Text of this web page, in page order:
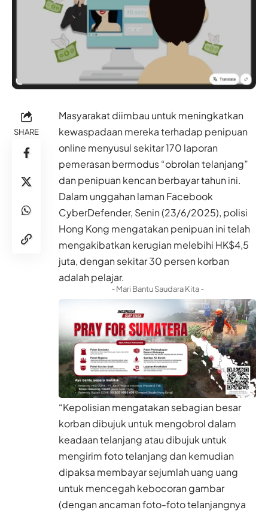
SHARE
Masyarakat diimbau untuk meningkatkan
kewaspadaan mereka terhadap penipuan
online menyusul sekitar 170 laporan
pemerasan bermodus “obrolan telanjang”
dan penipuan kencan berbayar tahun ini.
Dalam unggahan laman Facebook
CyberDefender, Senin (23/6/2025), polisi
Hong Kong mengatakan penipuan ini telah
mengakibatkan kerugian melebihi HK$4,5
juta, dengan sekitar 30 persen korban
adalah pelajar.
- Mari Bantu Saudara Kita -
“Kepolisian mengatakan sebagian besar
korban dibujuk untuk mengobrol dalam
keadaan telanjang atau dibujuk untuk
mengirim foto telanjang dan kemudian
dipaksa membayar sejumlah uang uang
untuk mencegah kebocoran gambar
(dengan ancaman foto-foto telanjangnya